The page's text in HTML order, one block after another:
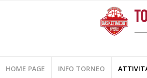
HOME PAGE INFO TORNEO